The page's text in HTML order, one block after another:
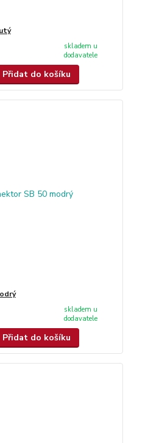
skladem u
dodavatele
Přidat do košíku
skladem u
dodavatele
Přidat do košíku